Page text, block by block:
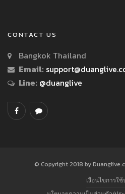
CONTACT US
Bangkok Thailand
Email:
Line: @duanglive
© Copyright 2018 by
เงื่อนไขการใช้